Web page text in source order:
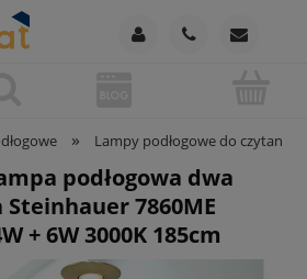
» Lampy podłogowe do czytania
podłogowa dwa
Steinhauer 7860ME
+ 6W 3000K 185cm